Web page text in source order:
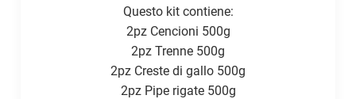
Questo kit contiene:
2pz Cencioni 500g
2pz Trenne 500g
2pz Creste di gallo 500g
2pz Pipe rigate 500g